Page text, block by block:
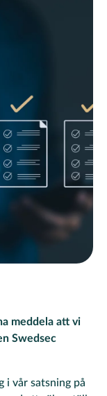
meddela att vi
Swedsec
i vår satsning på